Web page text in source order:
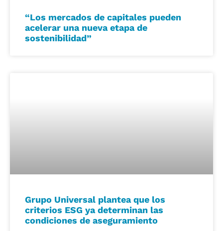
“Los mercados de capitales pueden
acelerar una nueva etapa de
sostenibilidad”
Grupo Universal plantea que los
criterios ESG ya determinan las
condiciones de aseguramiento